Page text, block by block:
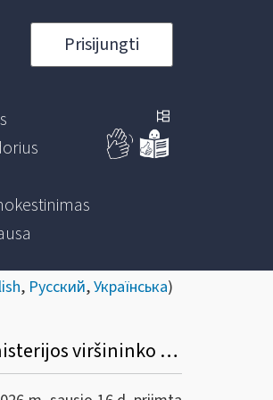
Prisijungti
, Русский,Українська)
Informacinis pranešimas dėl Valstybinės mokesčių inspekcijos prie Lietuvos Respublikos finansų ministerijos viršininko 2020 m. rugpjūčio 11 d. įsakymo Nr. VA-61 „Dėl finansų rinkos dalyvio duomenų teikimo apie atidarytas ir uždarytas visų rūšių sąskaitas, seifo kamerų nuomą, asmenų atstovus ir naudos gavėjus taisyklių patvirtinimo“ pakeitimo